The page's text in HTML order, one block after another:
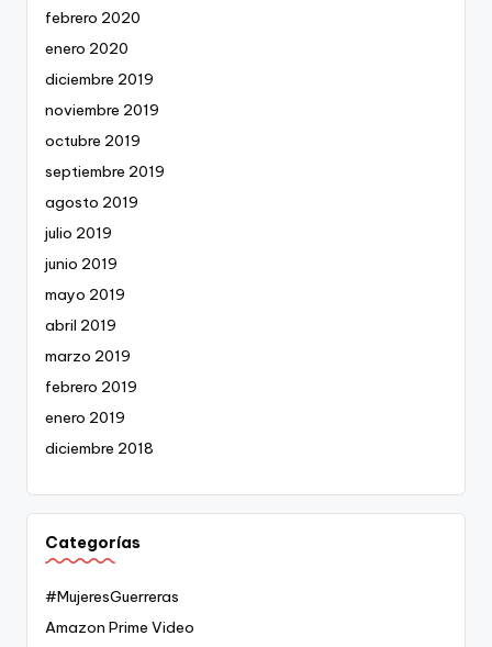
febrero 2020
enero 2020
diciembre 2019
noviembre 2019
octubre 2019
septiembre 2019
agosto 2019
julio 2019
junio 2019
mayo 2019
abril 2019
marzo 2019
febrero 2019
enero 2019
diciembre 2018
Categorías
#MujeresGuerreras
Amazon Prime Video